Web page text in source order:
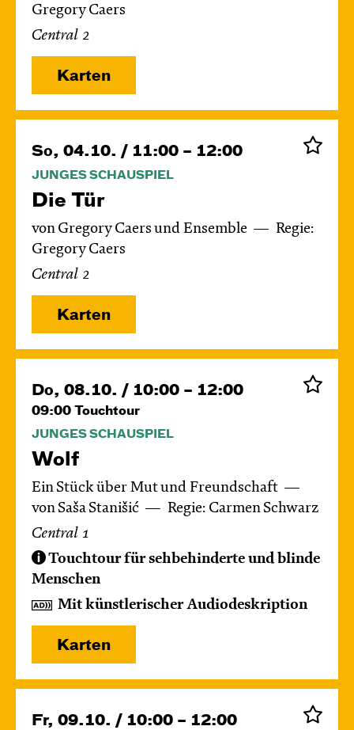
Gregory Caers
Central 2
Karten
So, 04.10. / 11:00 – 12:00
JUNGES SCHAUSPIEL
Die Tür
von Gregory Caers und Ensemble
Regie:
Gregory Caers
Central 2
Karten
Do, 08.10. / 10:00 – 12:00
09:00 Touchtour
JUNGES SCHAUSPIEL
Wolf
Ein Stück über Mut und Freundschaft
von Saša Stanišić
Regie: Carmen Schwarz
Central 1
Touchtour für sehbehinderte und blinde
Menschen
Mit künstlerischer Audiodeskription
Karten
Fr, 09.10. / 10:00 – 12:00